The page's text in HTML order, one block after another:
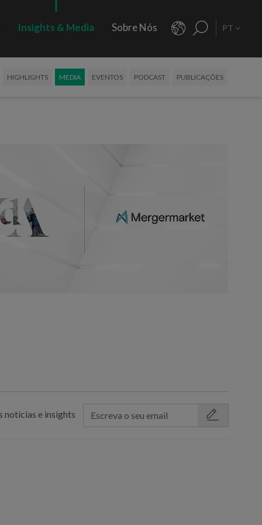
Insights & Media Sobre Nós PT
HIGHLIGHTS MEDIA EVENTOS PODCAST PUBLICAÇÕES
notícias e insights